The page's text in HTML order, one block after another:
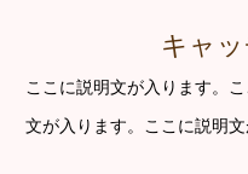
キャ
ここに説明文が入ります。
文が入ります。ここに説明